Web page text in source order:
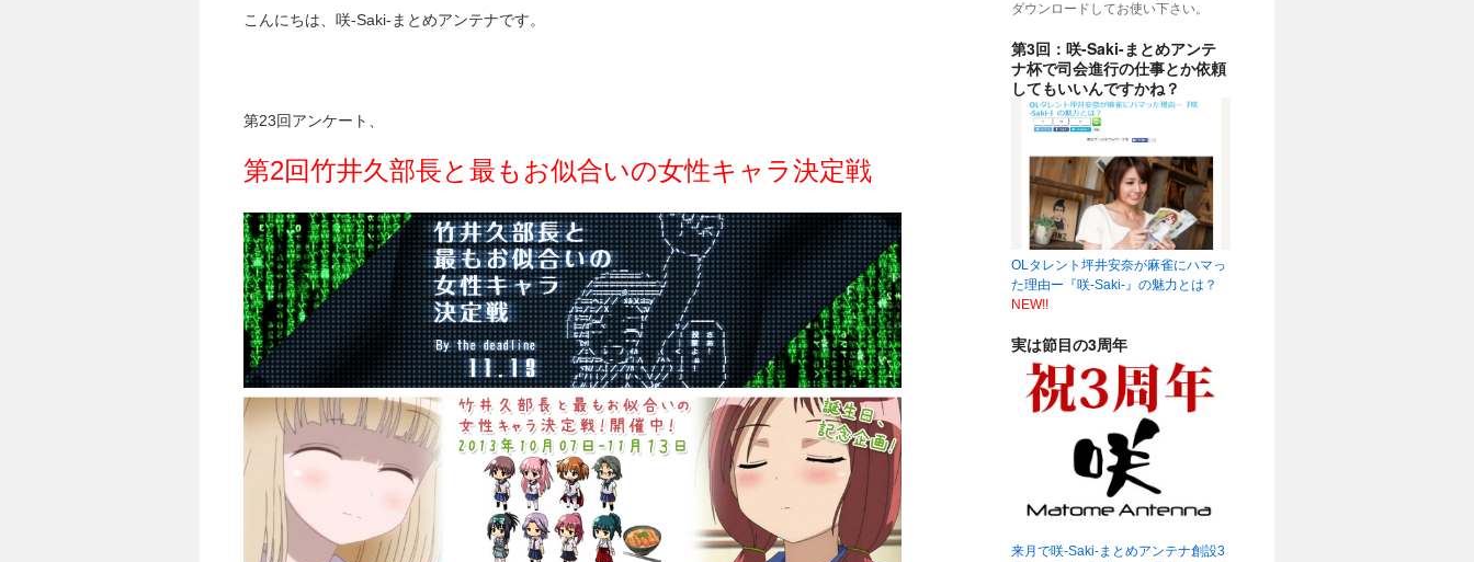
こんにちは、咲-Saki-まとめアンテナです。
第23回アンケート、
第2回竹井久部長と最もお似合いの女性キャラ決定戦
ダウンロードしてお使い下さい。
第3回：咲-Saki-まとめアンテ
ナ杯で司会進行の仕事とか依頼
してもいいんですかね？
OLタレント坪井安奈が麻雀にハマっ
た理由ー『咲-Saki-』の魅力とは？
NEW!!
実は節目の3周年
来月で咲-Saki-まとめアンテナ創設3